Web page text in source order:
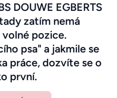
DOUWE EGBERTS
zatím nemá
pozice.
psa" a jakmile se
práce, dozvíte se o
první.